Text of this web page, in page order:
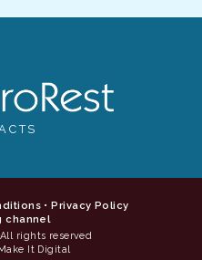
•Privacy Policy
channel
All rights reserved
It Digital